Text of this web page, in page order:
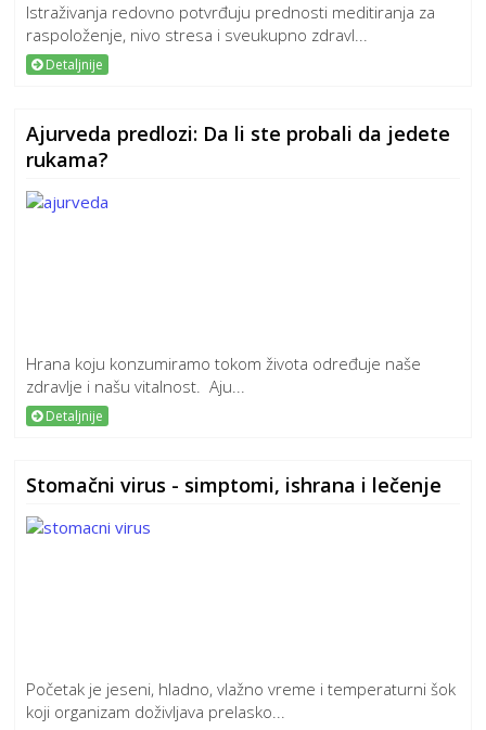
Istraživanja redovno potvrđuju prednosti meditiranja za
raspoloženje, nivo stresa i sveukupno zdravl...
Detaljnije
Ajurveda predlozi: Da li ste probali da jedete
rukama?
Hrana koju konzumiramo tokom života određuje naše
zdravlje i našu vitalnost. Aju...
Detaljnije
Stomačni virus - simptomi, ishrana i lečenje
Početak je jeseni, hladno, vlažno vreme i temperaturni šok
koji organizam doživljava prelasko...